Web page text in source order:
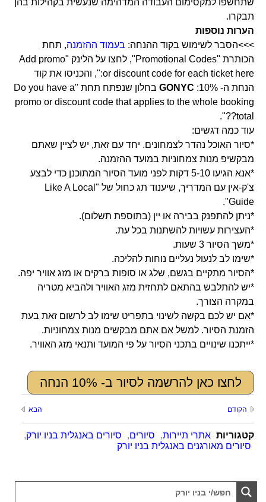
שתחשפו למקסימום העבודה המדהימה שנעשית בקהילות בהן
תבקרו.
הערות נוספות
>>>הסבר לשימוש בקוד ההנחה: בעמוד ההזמנה, תחת
הכותרת "Promotional Codes", לחצו על הלינק "Add promo
or discount code for each ticket here:", והכניסו את קוד
הנחת ה- 10%:
GONYC
בחלון שנפתח תחת "Do you have a
promo or discount code that applies to the whole booking
total??".
עוד כמה דגשים:
*סיור האוכל נהדר לצמחונים. יחד עם זאת, יש לציין שאתם
מבקשיפ מנות צמחוניות במועד ההזמנה.
*אנא הגיעו 5-10 דקות לפני מועד הסיור המתוכנן כדי לבצע
צ'ק-אין עם המדריך, שיענוד תג כחול של "Like A Local
Guide".
*ניתן להתפנק בבירה או יין (בתוספת תשלום).
*העצירות עשויות להשתנות בכל עת.
*משך הסיור 3 שעות.
*שימו לב לנעול נעליים נוחות להליכה.
*הסיור מתקיים בגשם, שלג או סופות ברקים או מזג אוויר יפה.
*יש להתלבש בהתאם לתחזית מזג האוויר ולהביא מטריה
במקרה הצורך.
*אם יש לכם בקשה לשינוי בתפריט שימו לב לרשום זאת בעת
הזמנת הסיור. למשל אם אתם מבקשים מנות צמחוניות.
*ייתכנו שינויים בתכני הסיור על פי המועד ותנאי מזג האוויר.
לחצו כאן להרשמה לסיור ב- 10% הנחה
הקודם הבא
קטגוריות אתרי תיירות, סיורים, סיורים באנגלית בניו יורק,
סיורים מאורגנים באנגלית בניו יורק